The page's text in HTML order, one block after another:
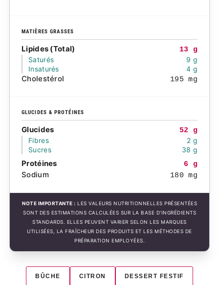
MATIÈRES GRASSES
Lipides (Total)
13 g
Saturés
9 g
Insaturés
4 g
Cholestérol 195 mg
GLUCIDES & PROTÉINES
Glucides
52 g
Fibres
2 g
Sucres
38 g
Protéines 6 g
Sodium 180 mg
NOTE IMPORTANTE : LES VALEURS NUTRITIONNELLES PRÉSENTÉES
SONT DES ESTIMATIONS CALCULÉES SUR LA BASE D'INGRÉDIENTS
STANDARDS. ELLES PEUVENT VARIER SELON LES MARQUES
UTILISÉES, LA FRAÎCHEUR DES PRODUITS ET LES MÉTHODES DE
PRÉPARATION EMPLOYÉES.
BÛCHE CITRON DESSERT FESTIF